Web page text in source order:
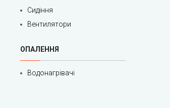
Сидіння
Вентилятори
ОПАЛЕННЯ
Водонагрівачі